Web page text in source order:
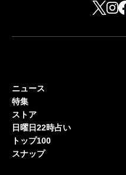
ニュース
特集
ストア
日曜日22時占い
トップ100
スナップ